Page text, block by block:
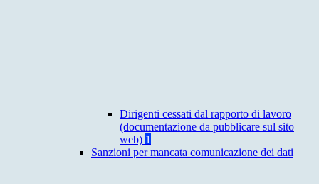
Dirigenti cessati dal rapporto di lavoro
(documentazione da pubblicare sul sito
web) 1
Sanzioni per mancata comunicazione dei dati